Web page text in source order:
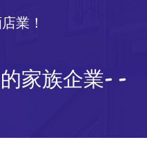
業！
家族企業- -